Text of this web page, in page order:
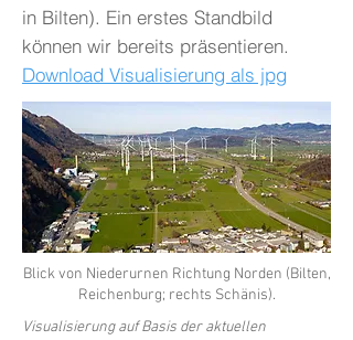
in Bilten). Ein erstes Standbild
können wir bereits präsentieren.
Download Visualisierung als jpg
Blick von Niederurnen Richtung Norden (Bilten,
Reichenburg; rechts Schänis).
Visualisierung auf Basis der aktuellen